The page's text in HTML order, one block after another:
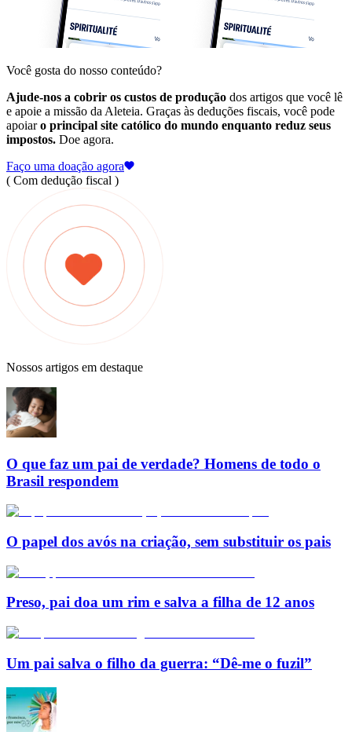
Você gosta do nosso conteúdo?
Ajude-nos a cobrir os custos de produção dos artigos que você lê
e apoie a missão da Aleteia. Graças às deduções fiscais, você pode
apoiaro principal site católico do mundo enquanto reduz seus
impostos. Doe agora.
Faço uma doação agora
( Com dedução fiscal )
Nossos artigos em destaque
O que faz um pai de verdade? Homens de todo o
Brasil respondem
O papel dos avós na criação, sem substituir os pais
Preso, pai doa um rim e salva a filha de 12 anos
Um pai salva o filho da guerra: “Dê-me o fuzil”